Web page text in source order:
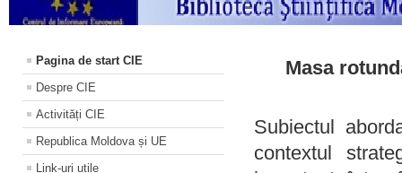
Pagina de start CIE
Despre CIE
Activități CIE
Republica Moldova și UE
Link-uri utile
Masa
Subiectul
contextul